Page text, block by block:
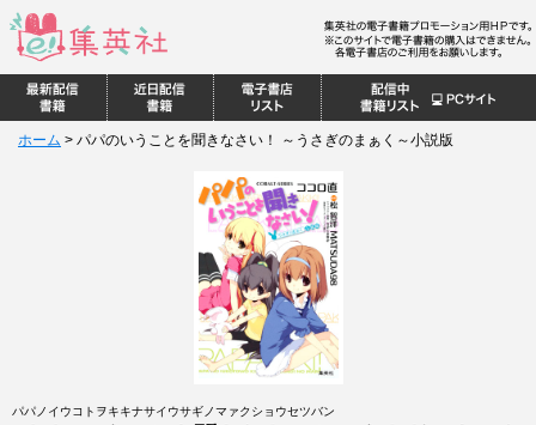
ホーム > パパのいうことを聞きなさい！ ～うさぎのまぁく～小説版
パパノイウコトヲキキナサイウサギノマァクショウセツバン